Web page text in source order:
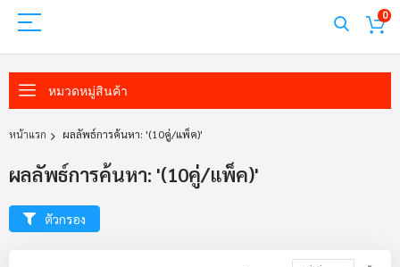
0
หมวดหมู่สินค้า
หน้าแรก ผลลัพธ์การค้นหา: '(10คู่/แพ็ค)'
ผลลัพธ์การค้นหา: '(10คู่/แพ็ค)'
ตัวกรอง